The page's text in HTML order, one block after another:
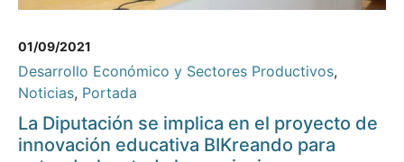
01/09/2021
Desarrollo Económico y Sectores Productivos,
Noticias, Portada
La Diputación se implica en el proyecto de
innovación educativa BIKreando para